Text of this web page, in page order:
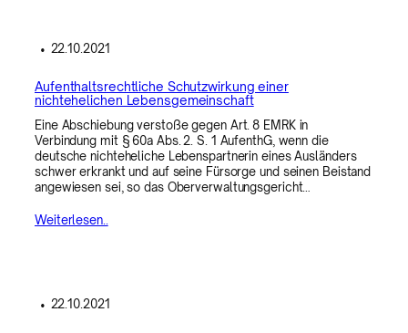
• 22.10.2021
Aufenthaltsrechtliche Schutzwirkung einer
nichtehelichen Lebensgemeinschaft
Eine Abschiebung verstoße gegen Art. 8 EMRK in
Verbindung mit § 60a Abs. 2. S. 1 AufenthG, wenn die
deutsche nichteheliche Lebenspartnerin eines Ausländers
schwer erkrankt und auf seine Fürsorge und seinen Beistand
angewiesen sei, so das Oberverwaltungsgericht…
Weiterlesen..
• 22.10.2021